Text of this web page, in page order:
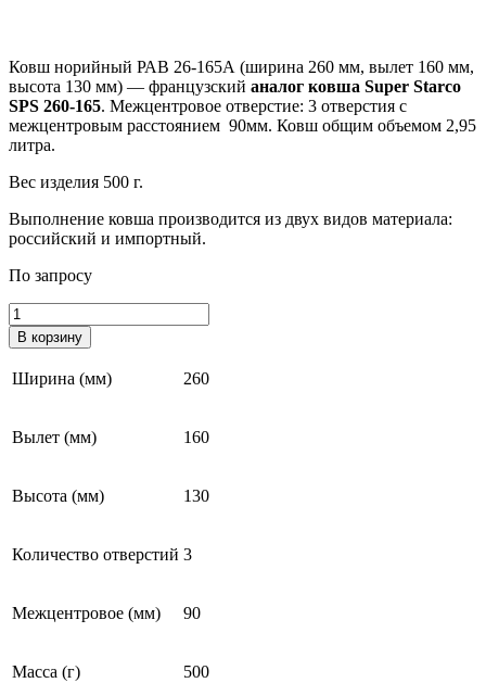
Ковш норийный РАВ 26-165А (ширина 260 мм, вылет 160 мм,
высота 130 мм) — французский аналог ковша Super Starco
SPS 260-165. Межцентровое отверстие: 3 отверстия с
межцентровым расстоянием 90мм. Ковш общим объемом 2,95
литра.
Вес изделия 500 г.
Выполнение ковша производится из двух видов материала:
российский и импортный.
По запросу
Количество
товара
Ковш
норийный
РАВ
165А
В корзину
Ширина (мм) 260
Вылет (мм) 160
Высота (мм) 130
Количество отверстий 3
Межцентровое (мм) 90
Масса (г) 500